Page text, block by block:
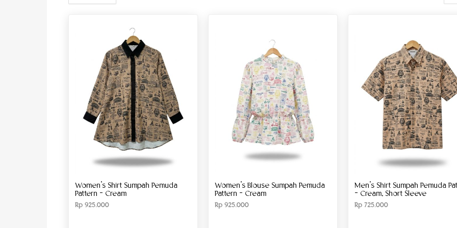
Women’s Shirt Sumpah Pemuda
Pattern – Cream
Rp 925.000
Women’s Blouse Sumpah Pemuda
Pattern – Cream
Rp 925.000
Men’s Shirt Sumpah Pemuda
– Cream, Short Sleeve
Rp 725.000